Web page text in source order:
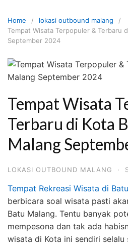
content
Home
lokasi outbound malang
Tempat Wisata Terpopuler & Terbaru
September 2024
Tempat Wisata
Terbaru di Kota
Malang
LOKASI OUTBOUND MALANG ·
Tempat Rekreasi Wisata di
berbicara soal wisata pasti
Batu Malang. Tentu banyak
mempesona dan tak ada
wisata di Kota ini sendiri selalu